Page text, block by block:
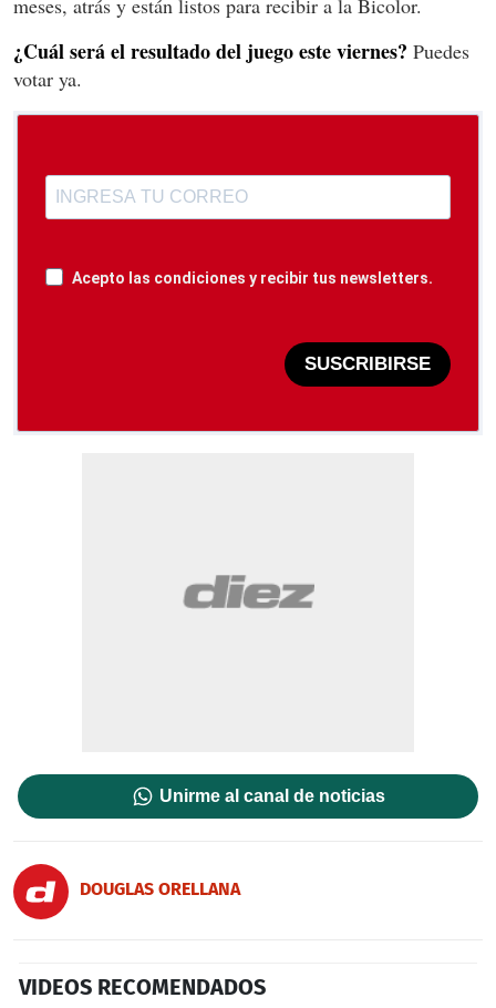
¿Cuál será el resultado del juego este viernes? Puedes
votar ya.
Acepto las condiciones y recibir tus newsletters.
SUSCRIBIRSE
Unirme al canal de noticias
DOUGLAS ORELLANA
VIDEOS RECOMENDADOS